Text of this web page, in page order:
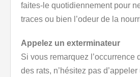
faites-le quotidiennement pour
traces ou bien l’odeur de la
Appelez un exterminateur
Si vous remarquez l’occurrence
des rats, n’hésitez pas